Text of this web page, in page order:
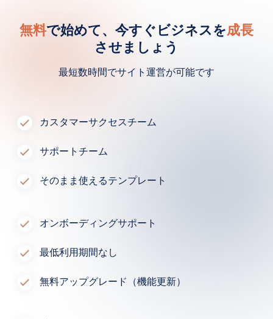
無料で始めて、今すぐビジネスを成長
させましょう
最短数時間でサイト運営が可能です
カスタマーサクセスチーム
サポートチーム
そのまま使えるテンプレート
オンボーディングサポート
最低利用期間なし
無料アップグレード（機能更新）